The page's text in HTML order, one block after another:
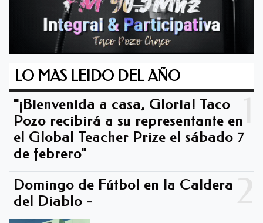
LO MAS LEIDO DEL AÑO
"¡Bienvenida a casa, Gloria! Taco
Pozo recibirá a su representante en
el Global Teacher Prize el sábado 7
de febrero"
Domingo de Fútbol en la Caldera
del Diablo -